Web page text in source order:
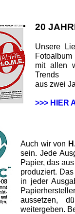
20
Unsere
Fotoalbum
mit allen
Trends
aus zwei
>>> HIER
Auch wir von
sein. Jede
Papier, das
produziert.
in jeder
aussetzen,
weitergeben.